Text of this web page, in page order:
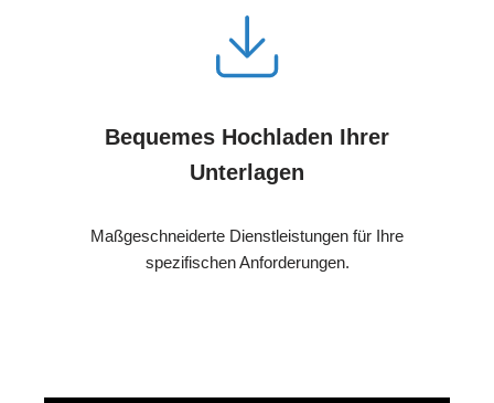
Bequemes Hochladen Ihrer
Unterlagen
Maßgeschneiderte Dienstleistungen für Ihre
spezifischen Anforderungen.